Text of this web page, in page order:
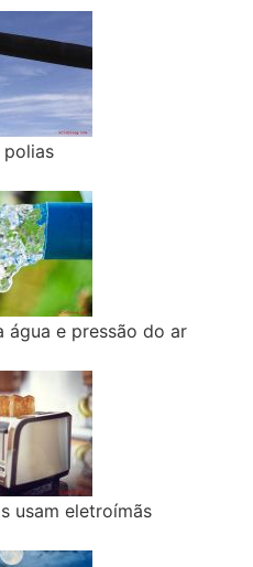
água e pressão do ar
usam eletroímãs